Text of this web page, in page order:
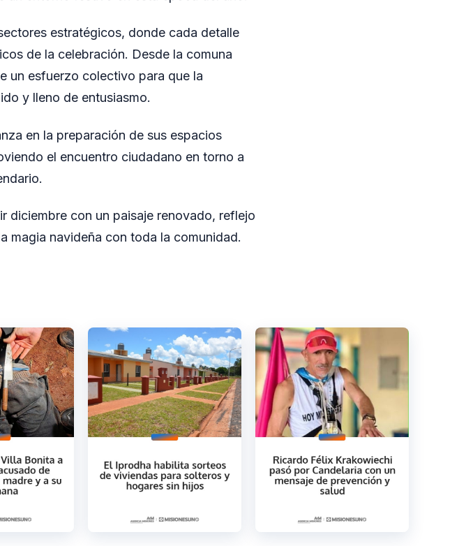
estratégicos, donde cada detalle
de la celebración. Desde la comuna
un esfuerzo colectivo para que la
y lleno de entusiasmo.
en la preparación de sus espacios
el encuentro ciudadano en torno a
diciembre con un paisaje renovado, reflejo
magia navideña con toda la comunidad.